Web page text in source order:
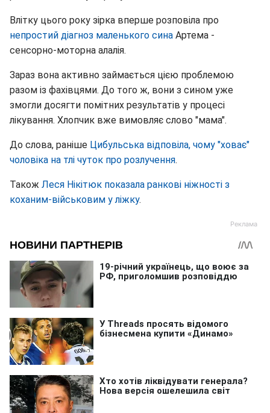
Влітку цього року зірка вперше розповіла про
непростий діагноз маленького сина Артема -
сенсорно-моторна алалія.
Зараз вона активно займається цією проблемою
разом із фахівцями. До того ж, вони з сином уже
змогли досягти помітних результатів у процесі
лікування. Хлопчик вже вимовляє слово "мама".
До слова, раніше Цибульська відповіла, чому "ховає"
чоловіка на тлі чуток про розлучення.
Також Леся Нікітюк показала ранкові ніжності з
коханим-військовим у ліжку.